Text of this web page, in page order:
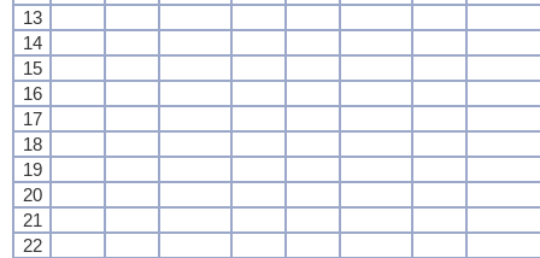
13
14
15
16
17
18
19
20
21
22